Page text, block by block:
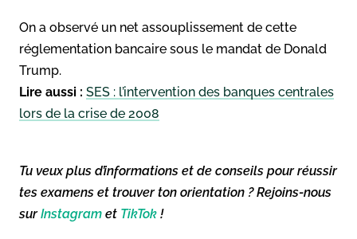
On a observé un net assouplissement de cette
réglementation bancaire sous le mandat de Donald
Trump.
Lire aussi : SES : l’intervention des banques centrales
lors de la crise de 2008
Tu veux plus d’informations et de conseils pour réussir
tes examens et trouver ton orientation ? Rejoins-nous
surInstagram et TikTok !